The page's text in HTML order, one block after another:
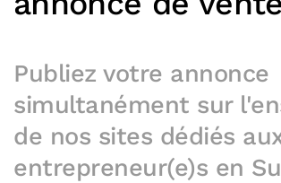
Publiez votre annonce
simultanément sur
de nos sites dédiés
entrepreneur(e)s en